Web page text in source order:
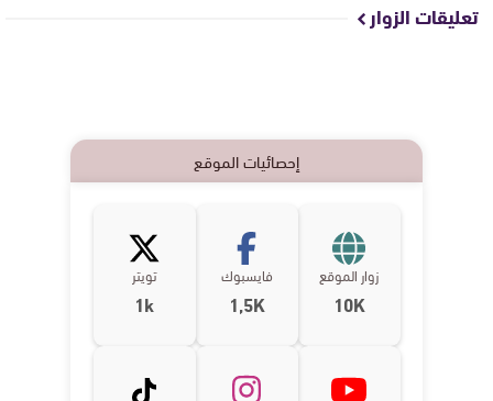
تعليقات الزوار
إحصائيات الموقع
زوار الموقع
10K
فايسبوك
1,5K
تويتر
1k